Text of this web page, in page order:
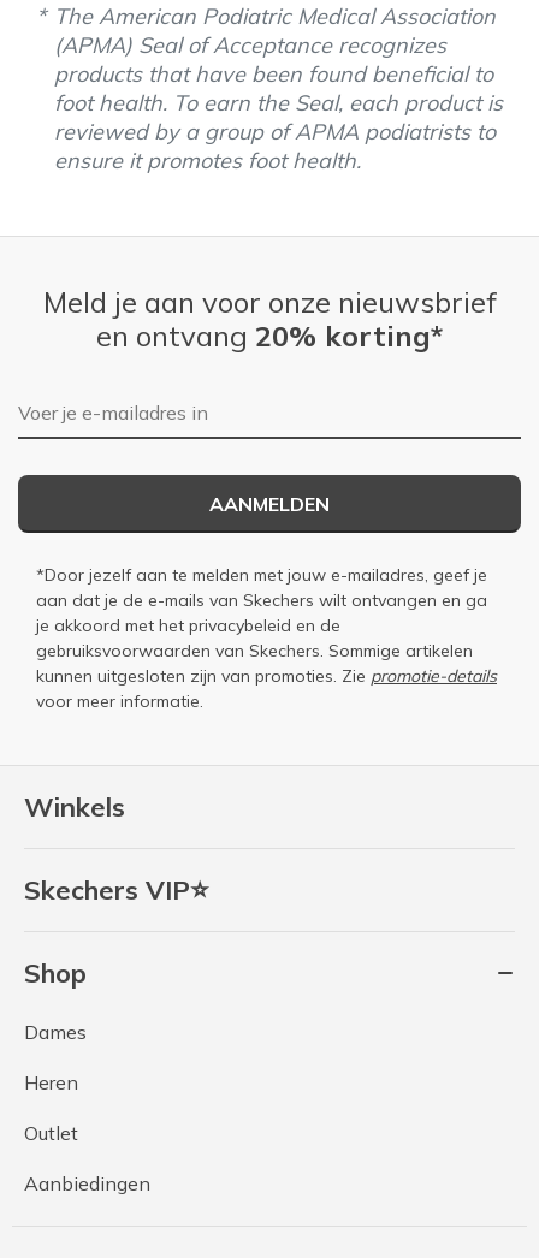
The American Podiatric Medical Association
(APMA) Seal of Acceptance recognizes
products that have been found beneficial to
foot health. To earn the Seal, each product is
reviewed by a group of APMA podiatrists to
ensure it promotes foot health.
Winkels
Skechers VIP⭐
Shop
Dames
Heren
Outlet
Aanbiedingen
Meld je aan voor onze nieuwsbrief
en ontvang 20% korting*
E-mailadres
AANMELDEN
*Door jezelf aan te melden met jouw e-mailadres, geef je
aan dat je de e-mails van Skechers wilt ontvangen en ga
je akkoord met het privacybeleid en de
gebruiksvoorwaarden van Skechers. Sommige artikelen
kunnen uitgesloten zijn van promoties. Zie promotie-details
voor meer informatie.